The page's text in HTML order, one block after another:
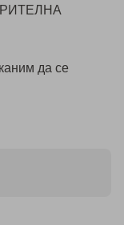
да се
кауза – да
на вашата